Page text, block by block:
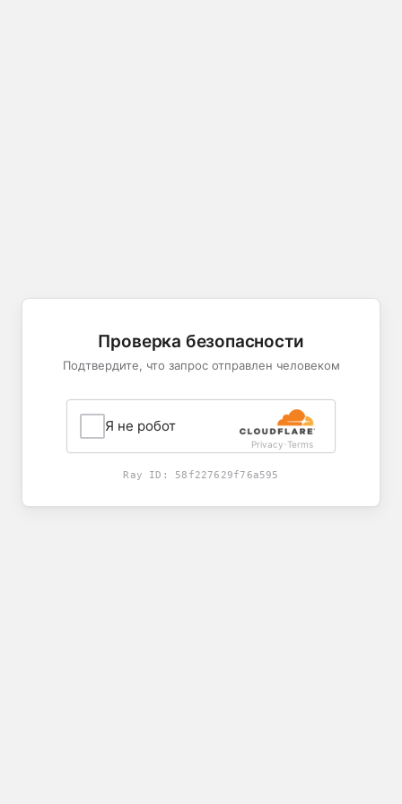
Проверка безопасности
Подтвердите, что запрос отправлен человеком
Я не робот
Privacy-Terms
Ray ID: 58f227629f76a595